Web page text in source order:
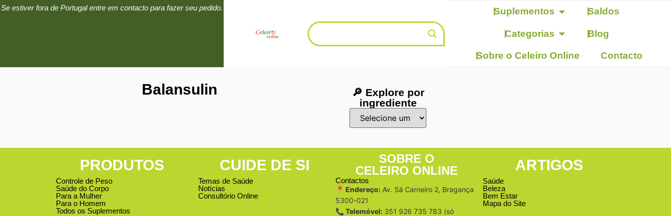
Se estiver fora de Portugal entre em contacto para fazer seu pedido. Suplementos Saldos
Categorias Blog
Sobre o Celeiro Online Contacto
Balansulin
🔎 Explore por
ingrediente
PRODUTOS
Controle de Peso
Saúde do Corpo
Para a Mulher
Para o Homem
Todos os Suplementos
CUIDE DE SI
Temas de Saúde
Notícias
Consultório Online
SOBRE O
CELEIRO ONLINE
Contactos
📍 Endereço: Av. Sá Carneiro 2, Bragança
5300-021
📞 Telemóvel: 351 926 735 783 (só
ARTIGOS
Saúde
Beleza
Bem Estar
Mapa do Site